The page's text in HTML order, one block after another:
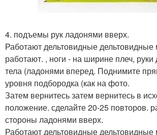
4. подъемы рук ладонями вверх.
Работают дельтовидные
работают. , ноги - на ширине плеч,
тела (ладонями вперед. Поднимите
уровня подбородка (как на фото.
Затем вернитесь затем вернитесь в
положение. сделайте 20-25 повторов.
стороны ладонями вверх.
Работают дельтовидные